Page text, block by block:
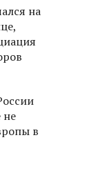
на
не
в